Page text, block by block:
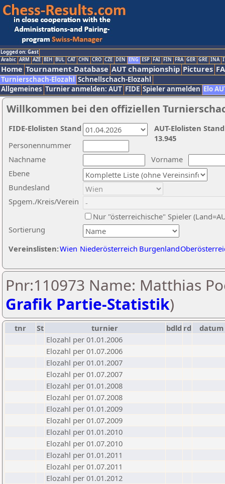
Logged on: Gast
Arabic ARM AZE BIH BUL CAT CHN CRO CZE DEN ENG ESP FAI FIN FRA GER GRE INA
Home Tournament-Database AUT championship Pictures
Turnierschach-Elozahl Schnellschach-Elozahl
Allgemeines Turnier anmelden: AUT FIDE Spieler anmelden Elo
Willkommen bei den offiziellen
Nachname
Vorname
Ebene
Sortierung
Personennummer
Bundesland
Spgem./Kreis/Verein
Nur "österreichische" Spieler
Vereinslisten:Wien Niederösterreich Burgenland
AUT-Elolisten
13.945
FIDE-Elolisten Stand
Pnr:110973 Name: Matthias
Grafik Partie-Statistik)
tnr St turnier bdld rd
datum
Elozahl per 01.01.2006
Elozahl per 01.07.2006
Elozahl per 01.01.2007
Elozahl per 01.07.2007
Elozahl per 01.01.2008
Elozahl per 01.07.2008
Elozahl per 01.01.2009
Elozahl per 01.07.2009
Elozahl per 01.01.2010
Elozahl per 01.07.2010
Elozahl per 01.01.2011
Elozahl per 01.07.2011
Elozahl per 01.01.2012